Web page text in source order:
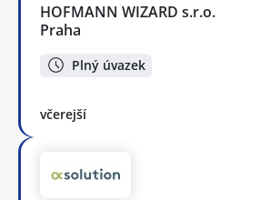
HOFMANN WIZARD s.r.o.
Praha
Plný úvazek
včerejší